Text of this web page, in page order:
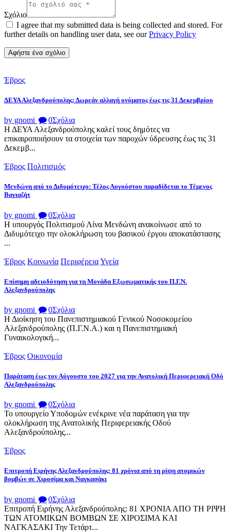
Σχόλιο
I agree that my submitted data is being collected and stored. For
further details on handling user data, see ourPrivacy Policy
Έβρος
ΔΕΥΑ Αλεξανδρούπολης: Δωρεάν αλλαγή ονόματος έως τις 31 Δεκεμβρίου
by gnomi 0Σχόλια
Η ΔΕΥΑ Αλεξανδρούπολης καλεί τους δημότες να
επικαιροποιήσουν τα στοιχεία των παροχών ύδρευσης έως τις 31
Δεκεμβ...
Έβρος Πολιτισμός
Μενδώνη από το Διδυμότειχο: Τέλος Αυγούστου παραδίδεται το Τέμενος
Βαγιαζήτ
by gnomi 0Σχόλια
Η υπουργός Πολιτισμού Λίνα Μενδώνη ανακοίνωσε από το
Διδυμότειχο την ολοκλήρωση του βασικού έργου αποκατάστασης
...
Έβρος Κοινωνία ΠεριφέρειαΥγεία
Επίσημη αδειοδότηση για τη Μονάδα Εξωσωματικής του Π.Γ.Ν.
Αλεξανδρούπολης
by gnomi 0Σχόλια
Η Διοίκηση του Πανεπιστημιακού Γενικού Νοσοκομείου
Αλεξανδρούπολης (Π.Γ.Ν.Α.) και η Πανεπιστημιακή
Γυναικολογική...
Έβρος Οικονομία
Παράταση έως τον Αύγουστο του 2027 για την Ανατολική Περιφερειακή Οδό
Αλεξανδρούπολης
by gnomi 0Σχόλια
Το υπουργείο Υποδομών ενέκρινε νέα παράταση για την
ολοκλήρωση της Ανατολικής Περιφερειακής Οδού
Αλεξανδρούπολης...
Έβρος
Επιτροπή Ειρήνης Αλεξανδρούπολης: 81 χρόνια από τη ρίψη ατομικών
βομβών σε Χιροσίμα και Ναγκασάκι
by gnomi 0Σχόλια
Επιτροπή Ειρήνης Αλεξανδρούπολης: 81 ΧΡΟΝΙΑ ΑΠΟ ΤΗ ΡΙΨΗ
ΤΩΝ ΑΤΟΜΙΚΩΝ ΒΟΜΒΩΝ ΣΕ ΧΙΡΟΣΙΜΑ ΚΑΙ
ΝΑΓΚΑΣΑΚΙ Την Τετάρτ...